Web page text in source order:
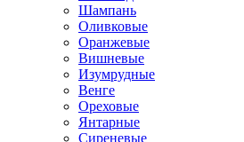
Шампань
Оливковые
Оранжевые
Вишневые
Изумрудные
Венге
Ореховые
Янтарные
Сиреневые